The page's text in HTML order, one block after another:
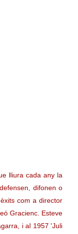
lliura cada any la
difonen o
com a director
Gracienc. Esteve
i al 1957 'Juli